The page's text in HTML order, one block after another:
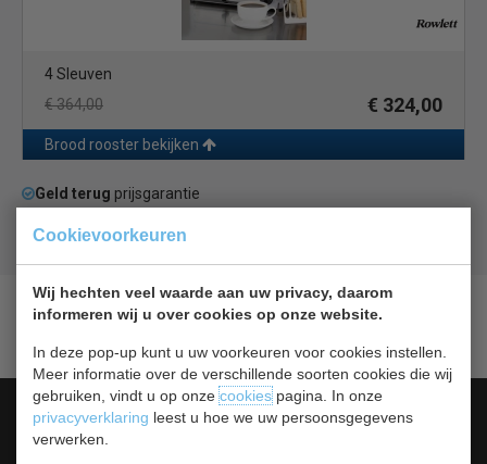
Cookievoorkeuren
Wij hechten veel waarde aan uw privacy, daarom
informeren wij u over cookies op onze website.
In deze pop-up kunt u uw voorkeuren voor cookies instellen.
Meer informatie over de verschillende soorten cookies die wij
gebruiken, vindt u op onzecookiespagina. In onze
privacyverklaring leest u hoe we uw persoonsgegevens
verwerken.
4 Sleuven
€ 364,00
€ 324,00
Brood rooster bekijken
Geld terug prijsgarantie
Gratis verzendingvanaf € 200,00
Categorieën
Koelen &